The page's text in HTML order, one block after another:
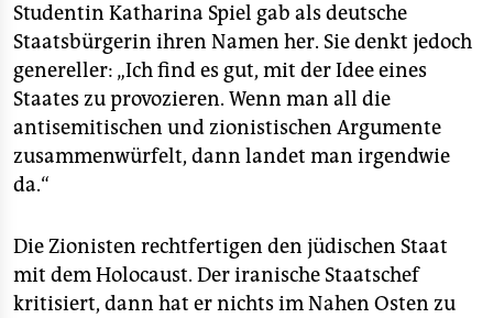
Studentin Katharina Spiel gab als deutsche
Staatsbürgerin ihren Namen her. Sie denkt jedoch
genereller: „Ich find es gut, mit der Idee eines
Staates zu provozieren. Wenn man all die
antisemitischen und zionistischen Argumente
zusammenwürfelt, dann landet man irgendwie
da.“
Die Zionisten rechtfertigen den jüdischen Staat
mit dem Holocaust. Der iranische Staatschef
kritisiert, dann hat er nichts im Nahen Osten zu